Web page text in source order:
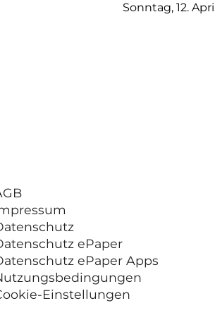
Sonntag, 12.
ePaper
ePaper Apps
Einstellungen